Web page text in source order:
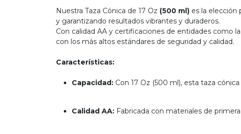
Nuestra Taza Cónica de 17 Oz (500 ml) es la elección
y garantizando resultados vibrantes y duraderos.
Con calidad AA y certificaciones de entidades como la
con los más altos estándares de seguridad y calidad.
Características:
Capacidad: Con 17 Oz (500 ml), esta taza
Calidad AA: Fabricada con materiales de